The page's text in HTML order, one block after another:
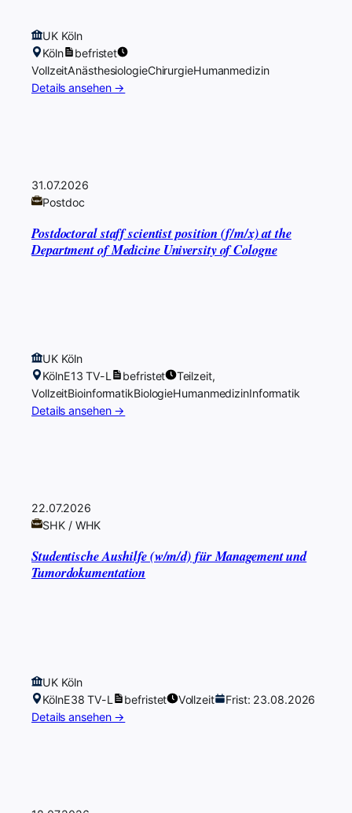
UK Köln
Köln
befristet
VollzeitAnästhesiologieChirurgieHumanmedizin
Details ansehen →
31.07.2026
Postdoc
Postdoctoral staff scientist position (f/m/x) at the
Department of Medicine University of Cologne
UK Köln
KölnE13 TV-L befristet
Teilzeit,
VollzeitBioinformatikBiologieHumanmedizinInformatik
Details ansehen →
22.07.2026
SHK / WHK
Studentische Aushilfe (w/m/d) für Management und
Tumordokumentation
UK Köln
KölnE38 TV-L befristet Vollzeit
Frist: 23.08.2026
Details ansehen →